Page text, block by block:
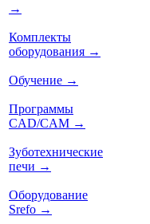
→
Комплекты
оборудования →
Обучение →
Программы
CAD/CAM →
Зуботехнические
печи →
Оборудование
Srefo →